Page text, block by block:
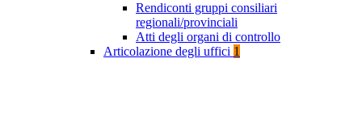
Rendiconti gruppi consiliari
regionali/provinciali
Atti degli organi di controllo
Articolazione degli uffici 1